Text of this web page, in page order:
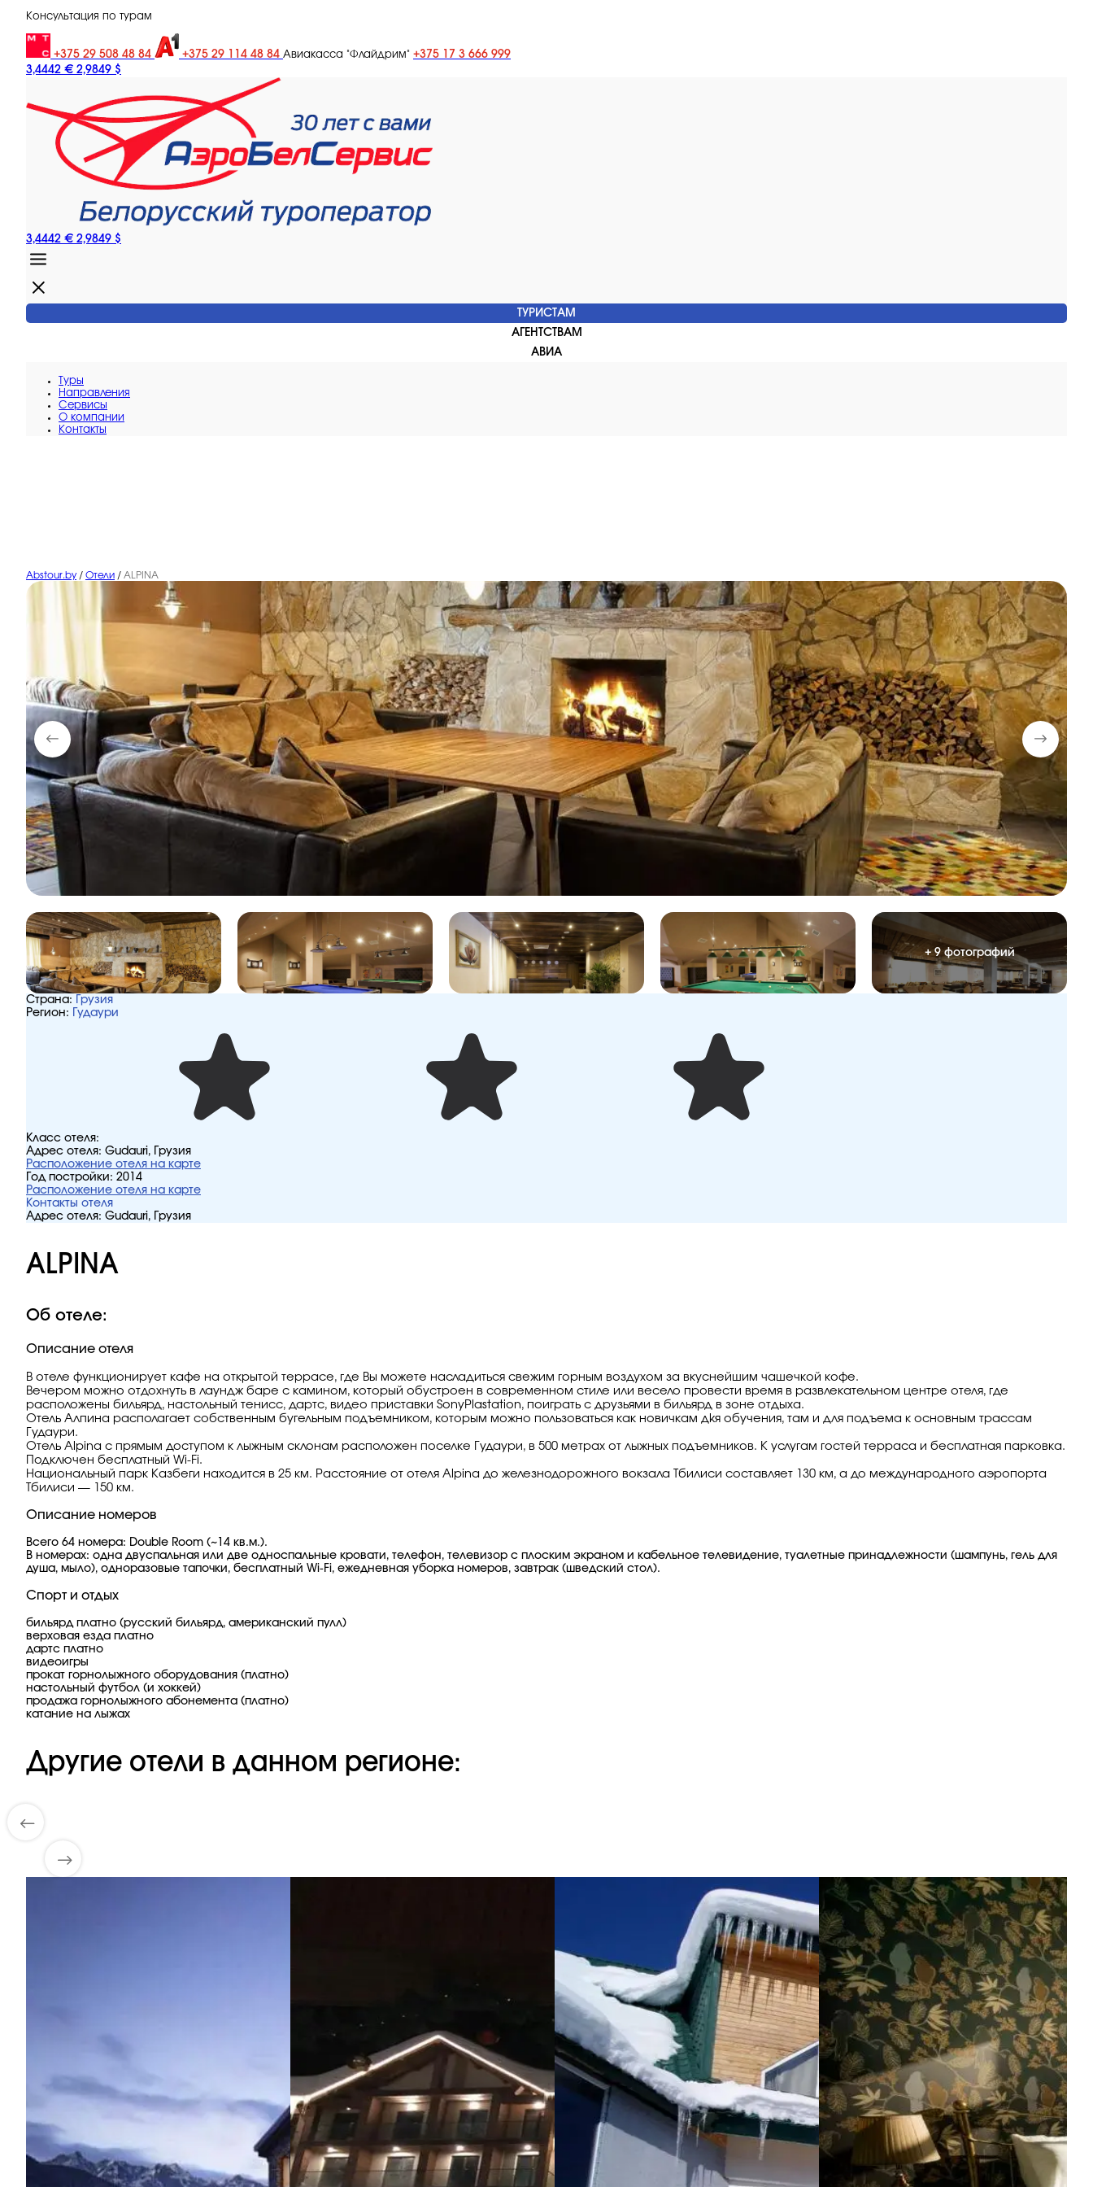
Консультация по турам
+375 29 508 48 84 +375 29 114 48 84 Авиакасса "Флайдрим" +375 17 3 666 999
3,4442 € 2,9849 $
3,4442 € 2,9849 $
ТУРИСТАМ
АГЕНТСТВАМ
АВИА
Туры
Направления
Сервисы
O компании
Контакты
Abstour.by / Отели / ALPINA
+ 9 фотографий
Страна:
Грузия
Регион:
Гудаури
Класс отеля:
Адрес отеля: Gudauri, Грузия
Расположение отеля на карте
Год постройки: 2014
Расположение отеля на карте
Контакты отеля
Адрес отеля: Gudauri, Грузия
ALPINA
Об отеле:
Описание отеля
В отеле функционирует кафе на открытой террасе, где Вы можете насладиться свежим горным воздухом за вкуснейшим чашечкой кофе.
Вечером можно отдохнуть в лаундж баре с камином, который обустроен в современном стиле или весело провести время в развлекательном центре отеля, где
расположены бильярд, настольный тенисс, дартс, видео приставки SonyPlastation, поиграть с друзьями в бильярд в зоне отдыха.
Отель Алпина располагает собcтвенным бугельным подъемником, которым можно пользоваться как новичкам дkя обучения, там и для подъема к основным трассам
Гудаури.
Отель Alpina с прямым доступом к лыжным склонам расположен поселке Гудаури, в 500 метрах от лыжных подъемников. К услугам гостей терраса и бесплатная парковка.
Подключен бесплатный Wi-Fi.
Национальный парк Казбеги находится в 25 км. Расстояние от отеля Alpina до железнодорожного вокзала Тбилиси составляет 130 км, а до международного аэропорта
Тбилиси — 150 км.
Описание номеров
Всего 64 номера: Double Room (~14 кв.м.).
В номерах: одна двуспальная или две односпальные кровати, телефон, телевизор с плоским экраном и кабельное телевидение, туалетные принадлежности (шампунь, гель для
душа, мыло), одноразовые тапочки, бесплатный Wi-Fi, ежедневная уборка номеров, завтрак (шведский стол).
Спорт и отдых
бильярд платно (русский бильярд, американский пулл)
верховая езда платно
дартс платно
видеоигры
прокат горнолыжного оборудования (платно)
настольный футбол (и хоккей)
продажа горнолыжного абонемента (платно)
катание на лыжах
Другие отели в данном регионе: